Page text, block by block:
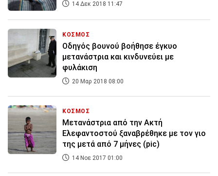
14 Δεκ 2018 11:47
ΚΟΣΜΟΣ
Οδηγός βουνού βοήθησε έγκυο
μετανάστρια και κινδυνεύει με
φυλάκιση
20 Μαρ 2018 08:00
ΚΟΣΜΟΣ
Μετανάστρια από την Ακτή
Ελεφαντοστού ξαναβρέθηκε με τον γιο
της μετά από 7 μήνες (pic)
14 Νοε 2017 01:00